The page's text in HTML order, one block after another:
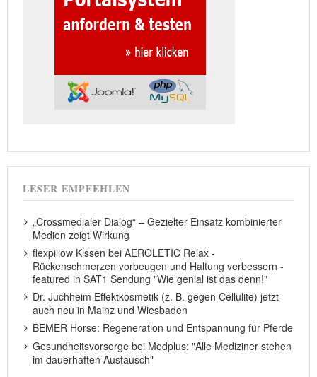
LESER EMPFEHLEN
„Crossmedialer Dialog“ – Gezielter Einsatz kombinierter
Medien zeigt Wirkung
flexpillow Kissen bei AEROLETIC Relax -
Rückenschmerzen vorbeugen und Haltung verbessern -
featured in SAT1 Sendung "Wie genial ist das denn!"
Dr. Juchheim Effektkosmetik (z. B. gegen Cellulite) jetzt
auch neu in Mainz und Wiesbaden
BEMER Horse: Regeneration und Entspannung für Pferde
Gesundheitsvorsorge bei Medplus: "Alle Mediziner stehen
im dauerhaften Austausch"